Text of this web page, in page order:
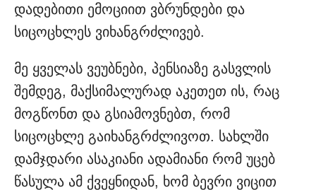
დადებითი ემოციით ვბრუნდები და
სიცოცხლეს ვიხანგრძლივებ.
მე ყველას ვეუბნები, პენსიაზე გასვლის
შემდეგ, მაქსიმალურად აკეთეთ ის, რაც
მოგწონთ და გსიამოვნებთ, რომ
სიცოცხლე გაიხანგრძლივოთ. სახლში
დამჯდარი ასაკიანი ადამიანი რომ უცებ
წასულა ამ ქვეყნიდან, ხომ ბევრი ვიცით